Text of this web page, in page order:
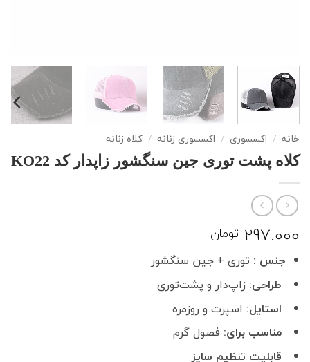
خانه / اکسسوری / اکسسوری زنانه / کلاه زنانه
کلاه پشت توری جین سنگشور زاپدار کد KO22
297.000 تومان
جنس : توری + جین سنگشور
طراحی:زاپ‌دار و پشت‌توری
استایل:اسپرت و روزمره
مناسب برای:فصول گرم
قابلیت تنظیم سایز